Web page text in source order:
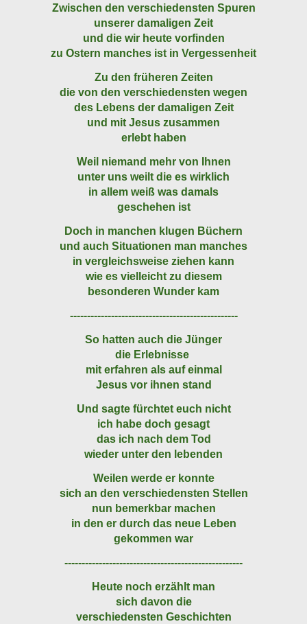
Zwischen den verschiedensten Spuren
unserer damaligen Zeit
und die wir heute vorfinden
zu Ostern manches ist in Vergessenheit
Zu den früheren Zeiten
die von den verschiedensten wegen
des Lebens der damaligen Zeit
und mit Jesus zusammen
erlebt haben
Weil niemand mehr von Ihnen
unter uns weilt die es wirklich
in allem weiß was damals
geschehen ist
Doch in manchen klugen Büchern
und auch Situationen man manches
in vergleichsweise ziehen kann
wie es vielleicht zu diesem
besonderen Wunder kam
-------------------------------------------------
So hatten auch die Jünger
die Erlebnisse
mit erfahren als auf einmal
Jesus vor ihnen stand
Und sagte fürchtet euch nicht
ich habe doch gesagt
das ich nach dem Tod
wieder unter den lebenden
Weilen werde er konnte
sich an den verschiedensten Stellen
nun bemerkbar machen
in den er durch das neue Leben
gekommen war
----------------------------------------------------
Heute noch erzählt man
sich davon die
verschiedensten Geschichten